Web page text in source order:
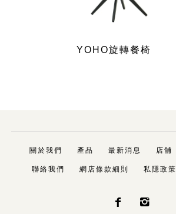
YOHO旋轉餐椅
關於我們 產品 最新消息 店舖
聯絡我們 網店條款細則 私隱政策
 